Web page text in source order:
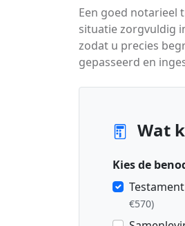
Een goed notarieel
situatie zorgvuldig
zodat u precies
gepasseerd en
Wat
Kies de
€570)